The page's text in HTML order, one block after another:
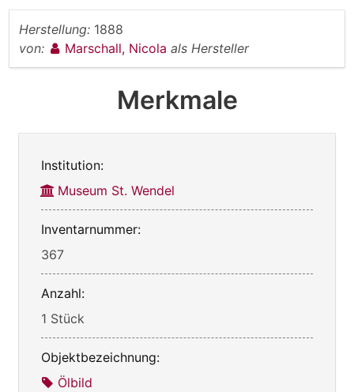
Herstellung: 1888
von:
Marschall, Nicola als Hersteller
Merkmale
Institution:
Museum St. Wendel
Inventarnummer:
367
Anzahl:
1 Stück
Objektbezeichnung:
Ölbild